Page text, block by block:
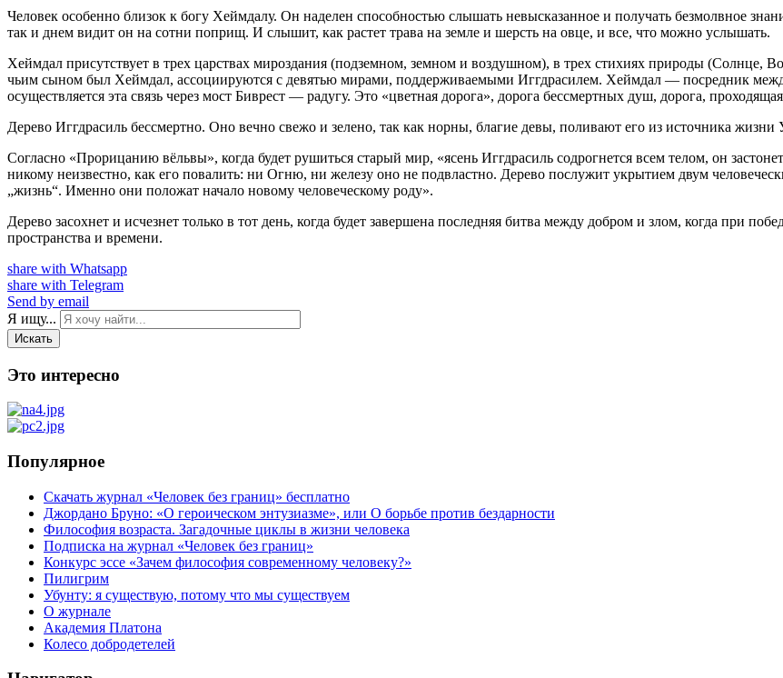
Человек особенно близок к богу Хеймдалу. Он наделен способностью слышать невысказанное и получать безмолвное
так и днем видит он на сотни поприщ. И слышит, как растет трава на земле и шерсть на овце, и все, что можно услышать.
Хеймдал присутствует в трех царствах мироздания (подземном, земном и воздушном), в трех стихиях природы (Солнце,
чьим сыном был Хеймдал, ассоциируются с девятью мирами, поддерживаемыми Иггдрасилем. Хеймдал — посредник
осуществляется эта связь через мост Биврест — радугу. Это «цветная дорога», дорога бессмертных душ, дорога,
Дерево Иггдрасиль бессмертно. Оно вечно свежо и зелено, так как норны, благие девы, поливают его из источника жизни
Согласно «Прорицанию вёльвы», когда будет рушиться старый мир, «ясень Иггдрасиль содрогнется всем телом, он
никому неизвестно, как его повалить: ни Огню, ни железу оно не подвластно. Дерево послужит укрытием двум
„жизнь“. Именно они положат начало новому человеческому роду».
Дерево засохнет и исчезнет только в тот день, когда будет завершена последняя битва между добром и злом, когда при
пространства и времени.
share with Whatsapp
share with Telegram
Send by email
Я ищу...
Искать
Это интересно
Популярное
Скачать журнал «Человек без границ» бесплатно
Джордано Бруно: «О героическом энтузиазме», или О борьбе против бездарности
Философия возраста. Загадочные циклы в жизни человека
Подписка на журнал «Человек без границ»
Конкурс эссе «Зачем философия современному человеку?»
Пилигрим
Убунту: я существую, потому что мы существуем
О журнале
Академия Платона
Колесо добродетелей